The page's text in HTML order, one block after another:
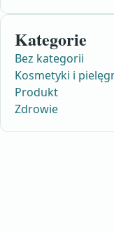
Kategorie
Bez kategorii
Kosmetyki i
Produkt
Zdrowie